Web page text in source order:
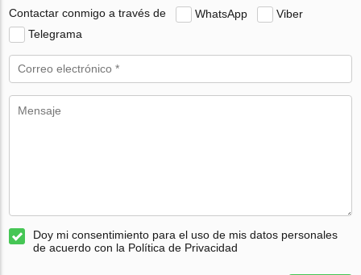
Contactar conmigo a través de WhatsApp
Viber
Telegrama
Doy mi consentimiento para el uso de mis datos personales
de acuerdo con la Política de Privacidad